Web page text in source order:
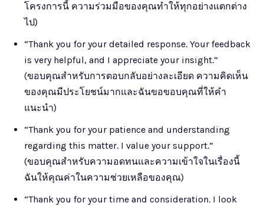
โครงการนี้ ความร่วมมือของคุณทำให้ทุกอย่างแตกต่าง
ไป)
“Thank you for your detailed response. Your feedback
is very helpful, and I appreciate your insight.”
(ขอบคุณสำหรับการตอบกลับอย่างละเอียด ความคิดเห็น
ของคุณมีประโยชน์มากและฉันขอขอบคุณที่ให้คำ
แนะนำ)
“Thank you for your patience and understanding
regarding this matter. I value your support.”
(ขอบคุณสำหรับความอดทนและความเข้าใจในเรื่องนี้
ฉันให้คุณค่าในความช่วยเหลือของคุณ)
“Thank you for your time and consideration. I look